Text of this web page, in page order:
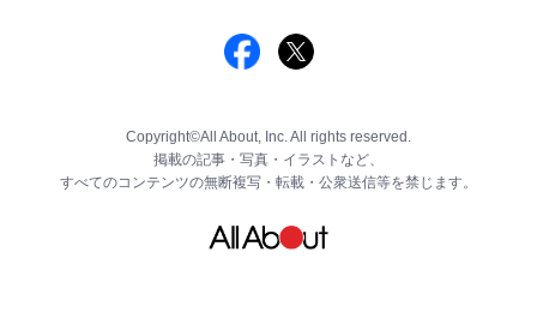
Copyright©All About, Inc. All rights reserved.
掲載の記事・写真・イラストなど、
すべてのコンテンツの無断複写・転載・公衆送信等を禁じます。